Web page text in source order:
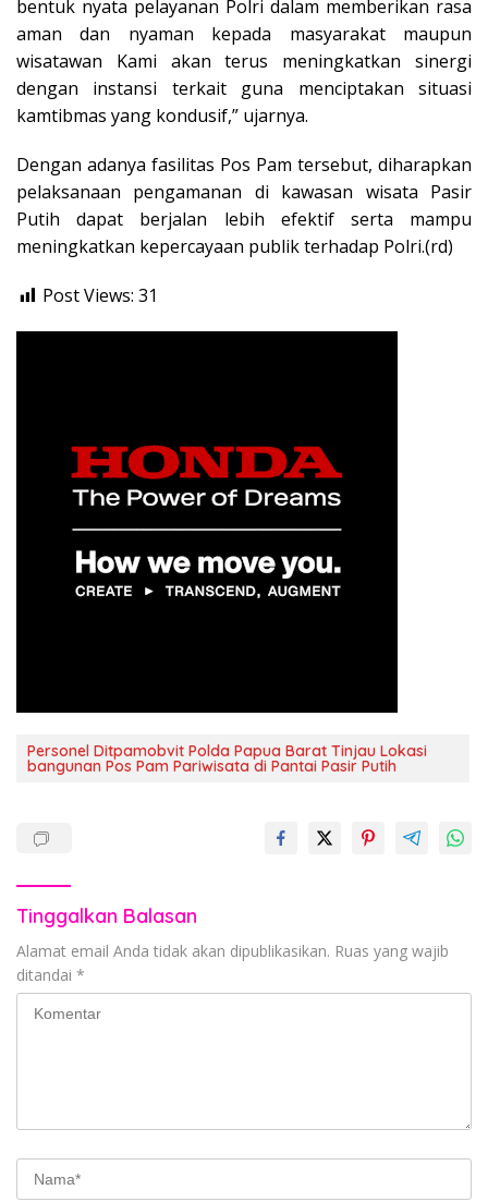
bentuk nyata pelayanan Polri dalam memberikan rasa
aman dan nyaman kepada masyarakat maupun
wisatawan Kami akan terus meningkatkan sinergi
dengan instansi terkait guna menciptakan situasi
kamtibmas yang kondusif,” ujarnya.
Dengan adanya fasilitas Pos Pam tersebut, diharapkan
pelaksanaan pengamanan di kawasan wisata Pasir
Putih dapat berjalan lebih efektif serta mampu
meningkatkan kepercayaan publik terhadap Polri.(rd)
Post Views: 31
Personel Ditpamobvit Polda Papua Barat Tinjau Lokasi
bangunan Pos Pam Pariwisata di Pantai Pasir Putih
Tinggalkan Balasan
Alamat email Anda tidak akan dipublikasikan. Ruas yang wajib
ditandai *